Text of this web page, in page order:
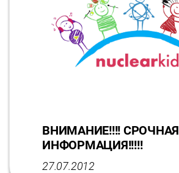
ВНИМАНИЕ!!!! СРОЧНАЯ
ИНФОРМАЦИЯ!!!!!
27.07.2012